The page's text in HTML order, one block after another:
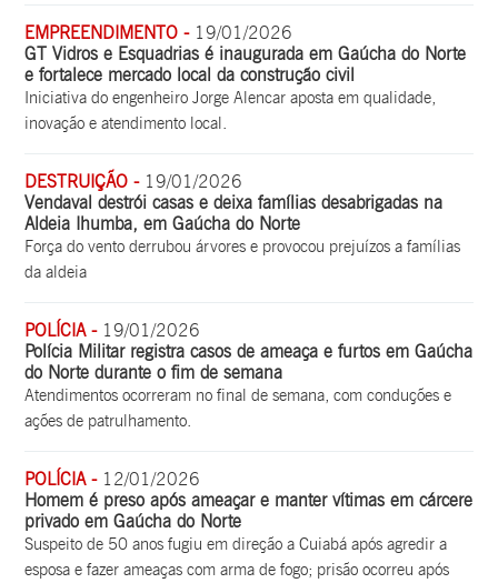
EMPREENDIMENTO - 19/01/2026
GT Vidros e Esquadrias é inaugurada em Gaúcha do Norte
e fortalece mercado local da construção civil
Iniciativa do engenheiro Jorge Alencar aposta em qualidade,
inovação e atendimento local.
DESTRUIÇÃO - 19/01/2026
Vendaval destrói casas e deixa famílias desabrigadas na
Aldeia Ihumba, em Gaúcha do Norte
Força do vento derrubou árvores e provocou prejuízos a famílias
da aldeia
POLÍCIA - 19/01/2026
Polícia Militar registra casos de ameaça e furtos em Gaúcha
do Norte durante o fim de semana
Atendimentos ocorreram no final de semana, com conduções e
ações de patrulhamento.
POLÍCIA - 12/01/2026
Homem é preso após ameaçar e manter vítimas em cárcere
privado em Gaúcha do Norte
Suspeito de 50 anos fugiu em direção a Cuiabá após agredir a
esposa e fazer ameaças com arma de fogo; prisão ocorreu após